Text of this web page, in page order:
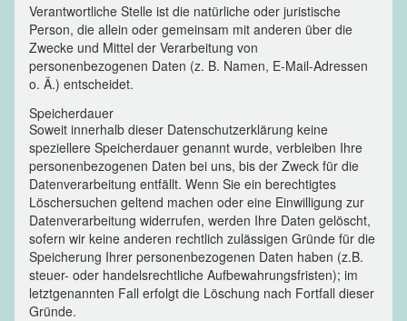
Verantwortliche Stelle ist die natürliche oder juristische
Person, die allein oder gemeinsam mit anderen über die
Zwecke und Mittel der Verarbeitung von
personenbezogenen Daten (z. B. Namen, E-Mail-Adressen
o. Ä.) entscheidet.
Speicherdauer
Soweit innerhalb dieser Datenschutzerklärung keine
speziellere Speicherdauer genannt wurde, verbleiben Ihre
personenbezogenen Daten bei uns, bis der Zweck für die
Datenverarbeitung entfällt. Wenn Sie ein berechtigtes
Löschersuchen geltend machen oder eine Einwilligung zur
Datenverarbeitung widerrufen, werden Ihre Daten gelöscht,
sofern wir keine anderen rechtlich zulässigen Gründe für die
Speicherung Ihrer personenbezogenen Daten haben (z.B.
steuer- oder handelsrechtliche Aufbewahrungsfristen); im
letztgenannten Fall erfolgt die Löschung nach Fortfall dieser
Gründe.